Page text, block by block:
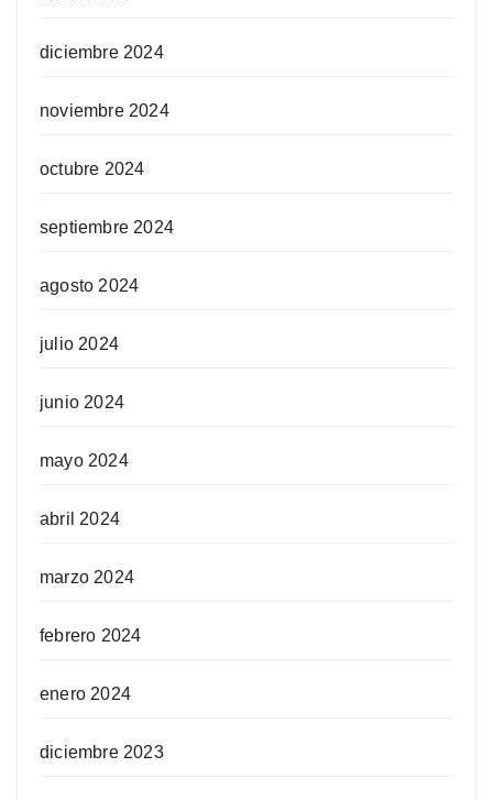
diciembre 2024
noviembre 2024
octubre 2024
septiembre 2024
agosto 2024
julio 2024
junio 2024
mayo 2024
abril 2024
marzo 2024
febrero 2024
enero 2024
diciembre 2023